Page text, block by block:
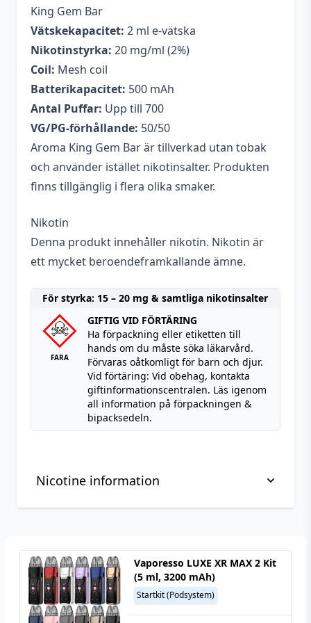
Nicotine information
innan köp
Nikotin är ett mycket beroendeframkallande
ämne.
Nikotin är giftigt i ren form. Denna produkt är
King Gem Bar
Vätskekapacitet: 2 ml e-vätska
Nikotinstyrka: 20 mg/ml (2%)
Coil: Mesh coil
Batterikapacitet: 500 mAh
Antal Puffar: Upp till 700
VG/PG-förhållande: 50/50
Aroma King Gem Bar är tillverkad utan tobak
och använder istället nikotinsalter. Produkten
finns tillgänglig i flera olika smaker.
Nikotin
Denna produkt innehåller nikotin. Nikotin är
ett mycket beroendeframkallande ämne.
För styrka: 15 – 20 mg & samtliga nikotinsalter
FARA
GIFTIG VID FÖRTÄRING
Ha förpackning eller etiketten till
hands om du måste söka läkarvård.
Förvaras oåtkomligt för barn och djur.
Vid förtäring: Vid obehag, kontakta
giftinformationscentralen. Läs igenom
all information på förpackningen &
bipacksedeln.
Vaporesso LUXE XR MAX 2 Kit
(5 ml, 3200 mAh)
Startkit (Podsystem)